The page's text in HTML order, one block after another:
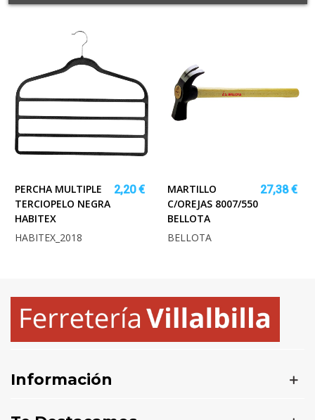
PERCHA MULTIPLE
TERCIOPELO NEGRA
HABITEX
2,20 €
HABITEX_2018
MARTILLO
C/OREJAS 8007/550
BELLOTA
27,38 €
BELLOTA
Información